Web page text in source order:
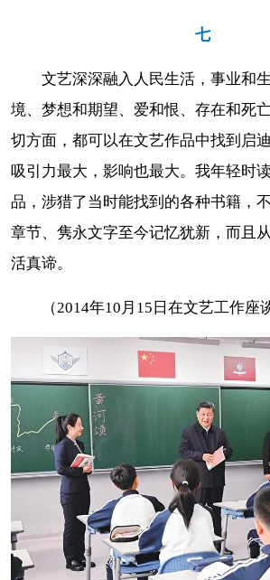
七
文艺深深融入人民生活，事业和
境、梦想和期望、爱和恨、存在和死
切方面，都可以在文艺作品中找到启
吸引力最大，影响也最大。我年轻时
品，涉猎了当时能找到的各种书籍，
章节、隽永文字至今记忆犹新，而且
活真谛。
（2014年10月15日在文艺工作座